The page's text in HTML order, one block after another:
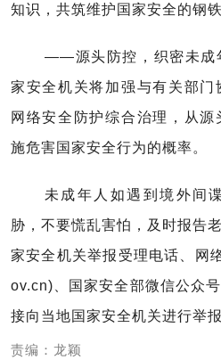
知识，共筑维护国家安全的钢铁
——源头防控，织密未成
家安全机关将加强与有关部门
网络安全防护综合治理，从
施危害国家安全行为的概率。
未成年人如遇到境外间
胁，不要慌乱害怕，及时报告
家安全机关举报受理电话、网
ov.cn)、国家安全部微信公众
接向当地国家安全机关进行举报
责编：龙颖